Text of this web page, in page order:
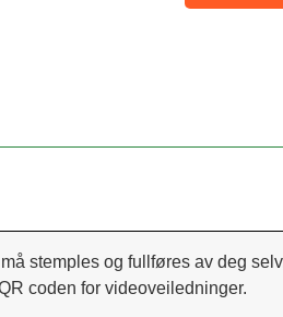
stemples og fullføres av deg
coden for videoveiledninger.